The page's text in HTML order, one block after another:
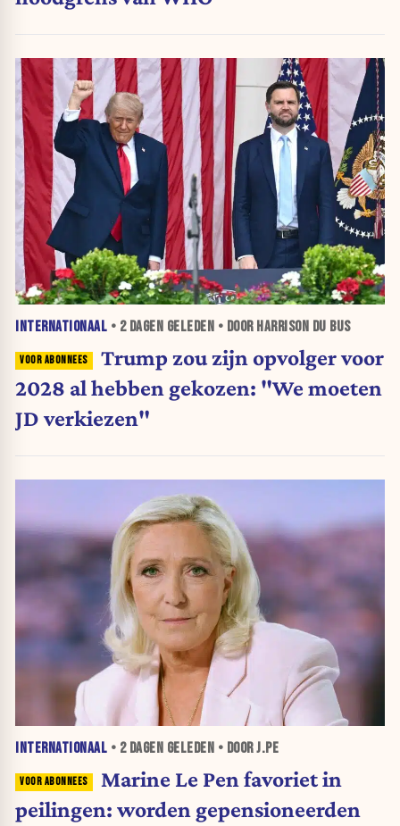
INTERNATIONAAL • 2 DAGEN GELEDEN • DOOR HARRISON DU BUS
Trump zou zijn opvolger voor
2028 al hebben gekozen: "We moeten
JD verkiezen"
INTERNATIONAAL • 2 DAGEN GELEDEN • DOOR J.PE
Marine Le Pen favoriet in
peilingen: worden gepensioneerden